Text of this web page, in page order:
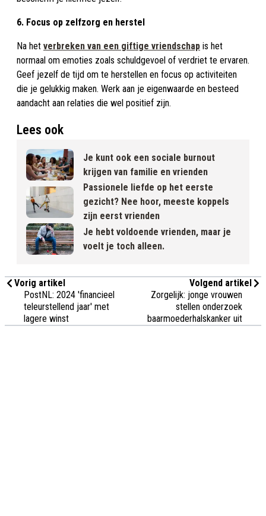
6. Focus op zelfzorg en herstel
Na het verbreken van een giftige vriendschap is het
normaal om emoties zoals schuldgevoel of verdriet te ervaren.
Geef jezelf de tijd om te herstellen en focus op activiteiten
die je gelukkig maken. Werk aan je eigenwaarde en besteed
aandacht aan relaties die wel positief zijn.
Lees ook
Je kunt ook een sociale burnout
krijgen van familie en vrienden
Passionele liefde op het eerste
gezicht? Nee hoor, meeste koppels
zijn eerst vrienden
Je hebt voldoende vrienden, maar je
voelt je toch alleen.
Vorig artikel
PostNL: 2024 'financieel
teleurstellend jaar' met
lagere winst
Volgend artikel
Zorgelijk: jonge vrouwen
stellen onderzoek
baarmoederhalskanker uit